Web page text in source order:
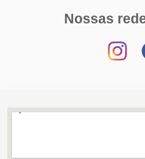
Nossas